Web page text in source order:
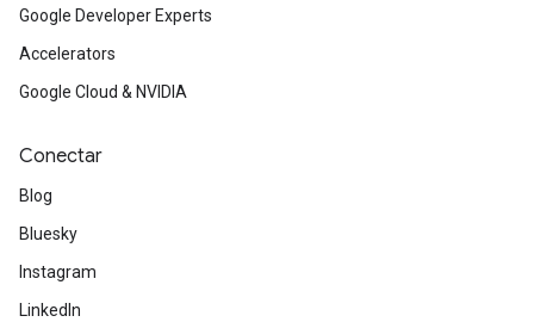
Google Developer Experts
Accelerators
Google Cloud & NVIDIA
Conectar
Blog
Bluesky
Instagram
LinkedIn